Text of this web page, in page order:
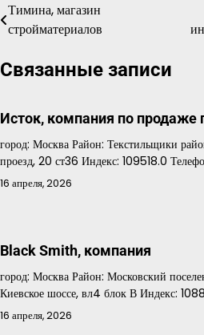
Навигация
по
записям
Тимина, магазин
стройматериалов
Связанные записи
Исток, компания по продаже
город: Москва Район: Текстильщики
проезд, 20 ст36 Индекс: 109518.0
16 апреля, 2026
Black Smith, компания
город: Москва Район: Московский
Киевское шоссе, вл4 блок В Индекс:
16 апреля, 2026